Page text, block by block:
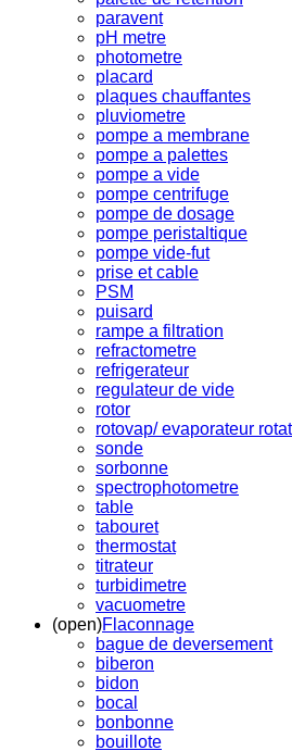
paravent
pH metre
photometre
placard
plaques chauffantes
pluviometre
pompe a membrane
pompe a palettes
pompe a vide
pompe centrifuge
pompe de dosage
pompe peristaltique
pompe vide-fut
prise et cable
PSM
puisard
rampe a filtration
refractometre
refrigerateur
regulateur de vide
rotor
rotovap/ evaporateur
sonde
sorbonne
spectrophotometre
table
tabouret
thermostat
titrateur
turbidimetre
vacuometre
(open)Flaconnage
bague de deversement
biberon
bidon
bocal
bonbonne
bouillote